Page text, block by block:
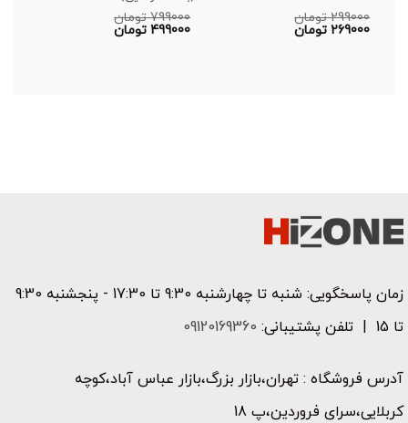
299000 تومان
قیمت
269000 تومان
799000 تومان
قیمت
499000 تومان
زمان پاسخگویی: شنبه تا چهارشنبه 9:30 تا 17:30 - پنجشنبه 9:30
تا 15 | تلفن پشتیبانی:
09120169360
آدرس فروشگاه : تهران،بازار بزرگ،بازار عباس آباد،کوچه
کربلایی،سرای فروردین،پ 18